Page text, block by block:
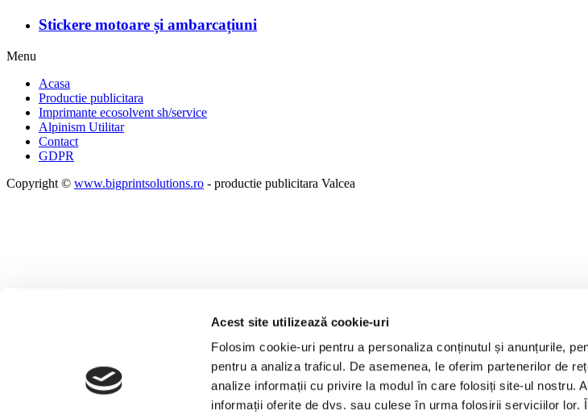
Acest site utilizează cookie-uri
Folosim cookie-uri pentru a personaliza conținutul și anunțurile,
pentru a analiza traficul. De asemenea, le oferim partenerilor de
analize informații cu privire la modul în care folosiți site-ul nostru.
informații oferite de dvs. sau culese în urma folosirii serviciilor lor.
Stickere motoare și ambarcațiuni
Menu
Acasa
Productie publicitara
Imprimante ecosolvent sh/service
Alpinism Utilitar
Contact
GDPR
Copyright © www.bigprintsolutions.ro - productie publicitara Valcea